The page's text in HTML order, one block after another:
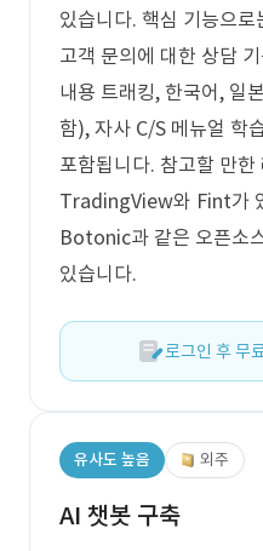
있습니다. 핵심 기능으
고객 문의에 대한 상담
내용 트래킹, 한국어, 일
함), 자사 C/S 메뉴얼 학
포함됩니다. 참고할 만
TradingView와 Fint가
Botonic과 같은 오픈소
있습니다.
로그인 후 무
유사도 높음 외주
AI 챗봇 구축